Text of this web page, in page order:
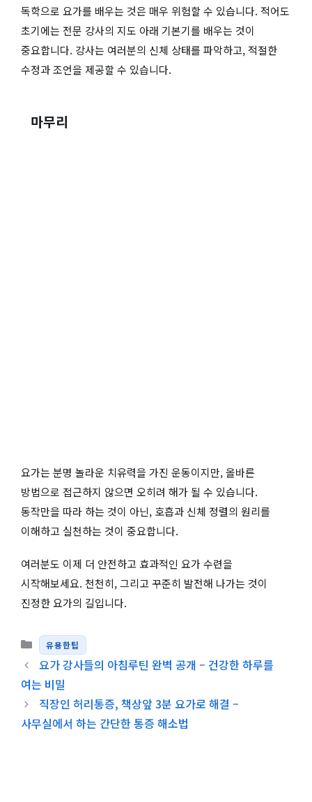
독학으로 요가를 배우는 것은 매우 위험할 수 있습니다. 적어도
초기에는 전문 강사의 지도 아래 기본기를 배우는 것이
중요합니다. 강사는 여러분의 신체 상태를 파악하고, 적절한
수정과 조언을 제공할 수 있습니다.
마무리
요가는 분명 놀라운 치유력을 가진 운동이지만, 올바른
방법으로 접근하지 않으면 오히려 해가 될 수 있습니다.
동작만을 따라 하는 것이 아닌, 호흡과 신체 정렬의 원리를
이해하고 실천하는 것이 중요합니다.
여러분도 이제 더 안전하고 효과적인 요가 수련을
시작해보세요. 천천히, 그리고 꾸준히 발전해 나가는 것이
진정한 요가의 길입니다.
카테고리
유용한팁
요가 강사들의 아침루틴 완벽 공개 – 건강한 하루를
여는 비밀
직장인 허리통증, 책상앞 3분 요가로 해결 –
사무실에서 하는 간단한 통증 해소법